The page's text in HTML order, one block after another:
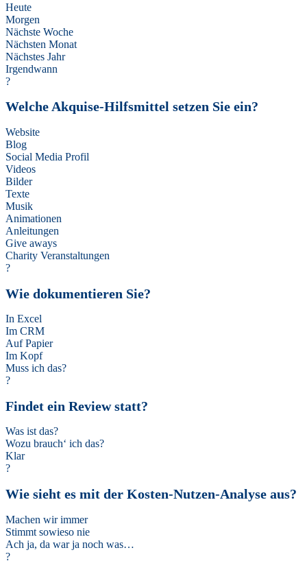
Heute
Morgen
Nächste Woche
Nächsten Monat
Nächstes Jahr
Irgendwann
?
Welche Akquise-Hilfsmittel setzen Sie ein?
Website
Blog
Social Media Profil
Videos
Bilder
Texte
Musik
Animationen
Anleitungen
Give aways
Charity Veranstaltungen
?
Wie dokumentieren Sie?
In Excel
Im CRM
Auf Papier
Im Kopf
Muss ich das?
?
Findet ein Review statt?
Was ist das?
Wozu brauch‘ ich das?
Klar
?
Wie sieht es mit der Kosten-Nutzen-Analyse aus?
Machen wir immer
Stimmt sowieso nie
Ach ja, da war ja noch was…
?